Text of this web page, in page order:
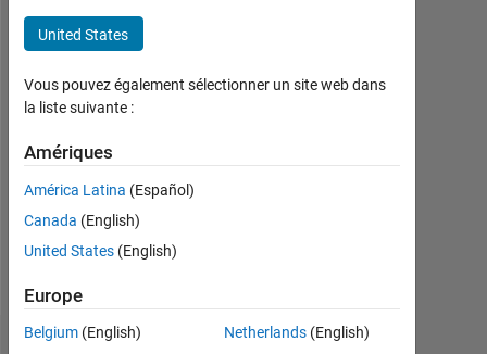
d'un
an il
Followers:
1
Follow
United States
Vous pouvez également sélectionner un site web dans
la liste suivante :
Amériques
América Latina (Español)
Canada (English)
United States (English)
Europe
Belgium (English)
Netherlands(English)